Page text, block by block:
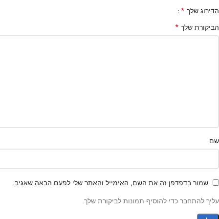
הדירוג שלך *
הביקורת שלך *
שם
שמור בדפדפן זה את השם, האימייל והאתר שלי לפעם הבאה שאגיב.
עליך להתחבר כדי להוסיף תמונות לביקורת שלך.